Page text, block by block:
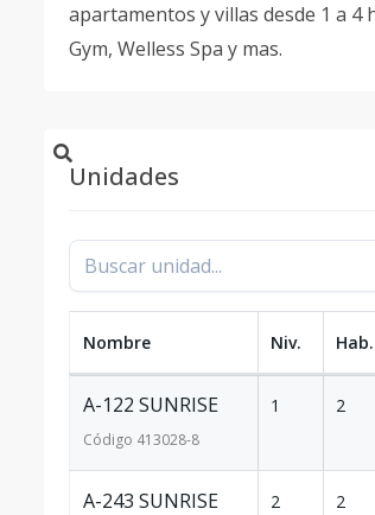
apartamentos y villas desde 1 a 4
Gym, Welless Spa y mas.
Unidades
Nombre Niv. Hab.
A-122 SUNRISE
Código 413028-8
1 2
A-243 SUNRISE 2 2